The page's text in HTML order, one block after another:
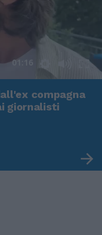
01:16
compagna
giornalisti